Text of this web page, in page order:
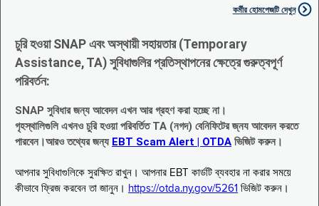
কর্মীর হোমপেজটি দেখুন
চুরি হওয়া SNAP এবং অস্থায়ী সহায়তার (Temporary
Assistance, TA) সুবিধাগুলির প্রতিস্থাপনের ক্ষেত্রে গুরুত্বপূর্ণ
পরিবর্তন:
SNAP সুবিধার জন্য আবেদন এখন আর গ্রহণ করা হচ্ছে না।
গৃহস্থালিগুলি এখনও চুরি হওয়া পরিবর্তিত TA (নগদ) বেনিফিটের জ্নয আবেদন করতে
পারবেন।আরও তথ্যের জন্য EBT Scam Alert | OTDA ভিজিট করুন।
আপনার সুবিধাগুলিকে সুরক্ষিত রাখুন। আপনার EBT কার্ডটি ব্যবহার না করার সময়ে
কীভাবে ফ্রিজ করবেন তা জানুন। https://otda.ny.gov/5261 ভিজিট করুন।